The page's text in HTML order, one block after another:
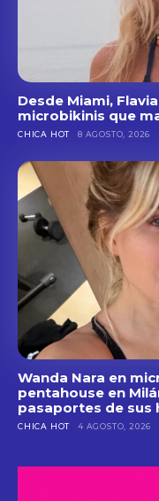
Desde Miami,
microbikinis que
CHICA HOT 8 AGOSTO, 2026
Wanda Nara en
pentahouse en
pasaportes de sus
CHICA HOT 4 AGOSTO, 2026